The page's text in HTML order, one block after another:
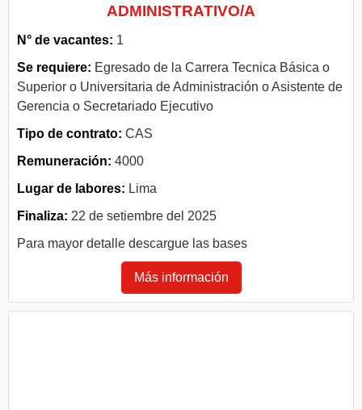
ADMINISTRATIVO/A
N° de vacantes: 1
Se requiere: Egresado de la Carrera Tecnica Básica o
Superior o Universitaria de Administración o Asistente de
Gerencia o Secretariado Ejecutivo
Tipo de contrato: CAS
Remuneración: 4000
Lugar de labores: Lima
Finaliza: 22 de setiembre del 2025
Para mayor detalle descargue las bases
Más información